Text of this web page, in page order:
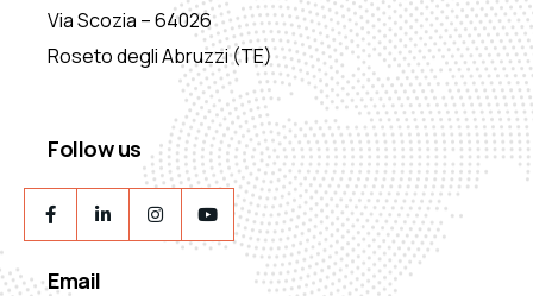
Via Scozia – 64026
Roseto degli Abruzzi (TE)
Follow us
Email